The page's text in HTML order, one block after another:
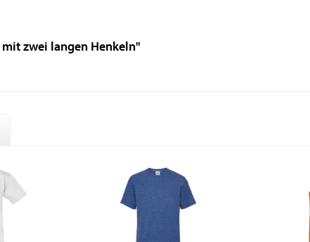
zwei langen Henkeln"